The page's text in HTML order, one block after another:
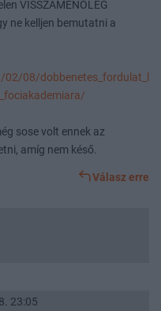
VISSZAMENŐLEG
ne kelljen bemutatni a
08/dobbenetes_fordulat_l
sose volt ennek az
amíg nem késő.
Válasz erre
23:05